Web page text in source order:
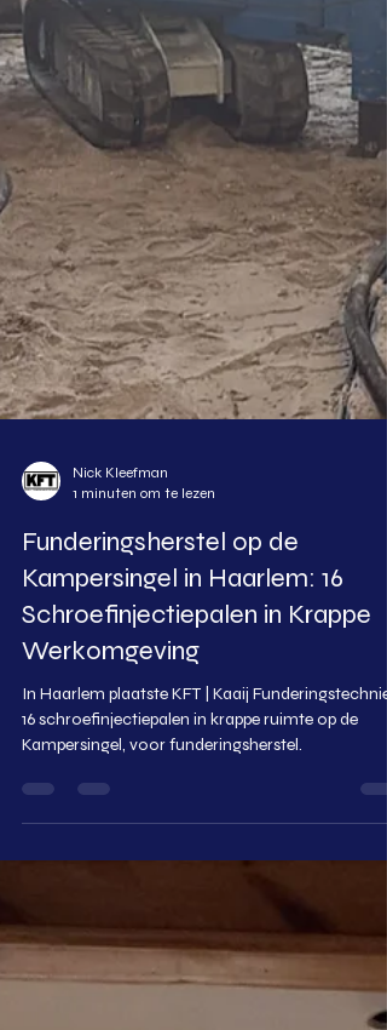
Nick Kleefman
1 minuten om te lezen
Funderingsherstel op de
Kampersingel in Haarlem: 16
Schroefinjectiepalen in Krappe
Werkomgeving
In Haarlem plaatste KFT | Kaaij